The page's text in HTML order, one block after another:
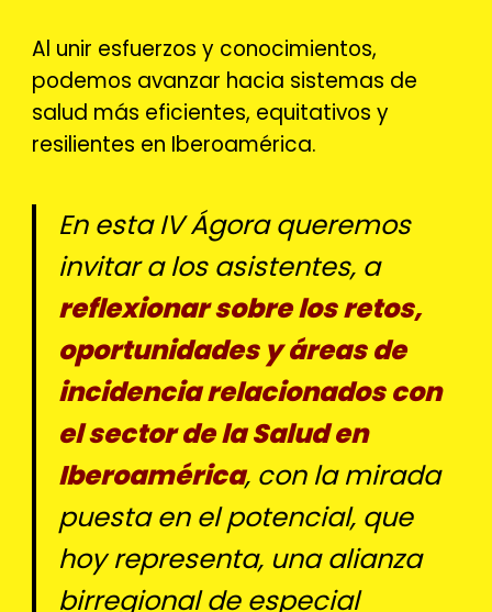
Al unir esfuerzos y conocimientos,
podemos avanzar hacia sistemas de
salud más eficientes, equitativos y
resilientes en Iberoamérica.
En esta IV Ágora queremos
invitar a los asistentes, a
reflexionar sobre los retos,
oportunidades y áreas de
incidencia relacionados con
el sector de la Salud en
Iberoamérica, con la mirada
puesta en el potencial, que
hoy representa, una alianza
birregional de especial